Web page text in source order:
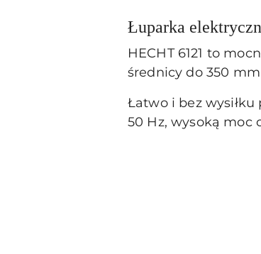
Łuparka
HECHT 6121 to
średnicy do 350
Łatwo i bez
50 Hz, wysoką moc